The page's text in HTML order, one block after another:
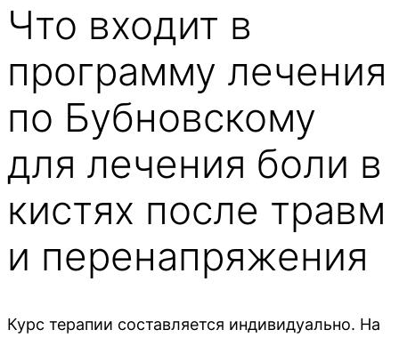
Что входит в
программу лечения
по Бубновскому
для лечения боли в
кистях после травм
и перенапряжения
Курс терапии составляется индивидуально. На